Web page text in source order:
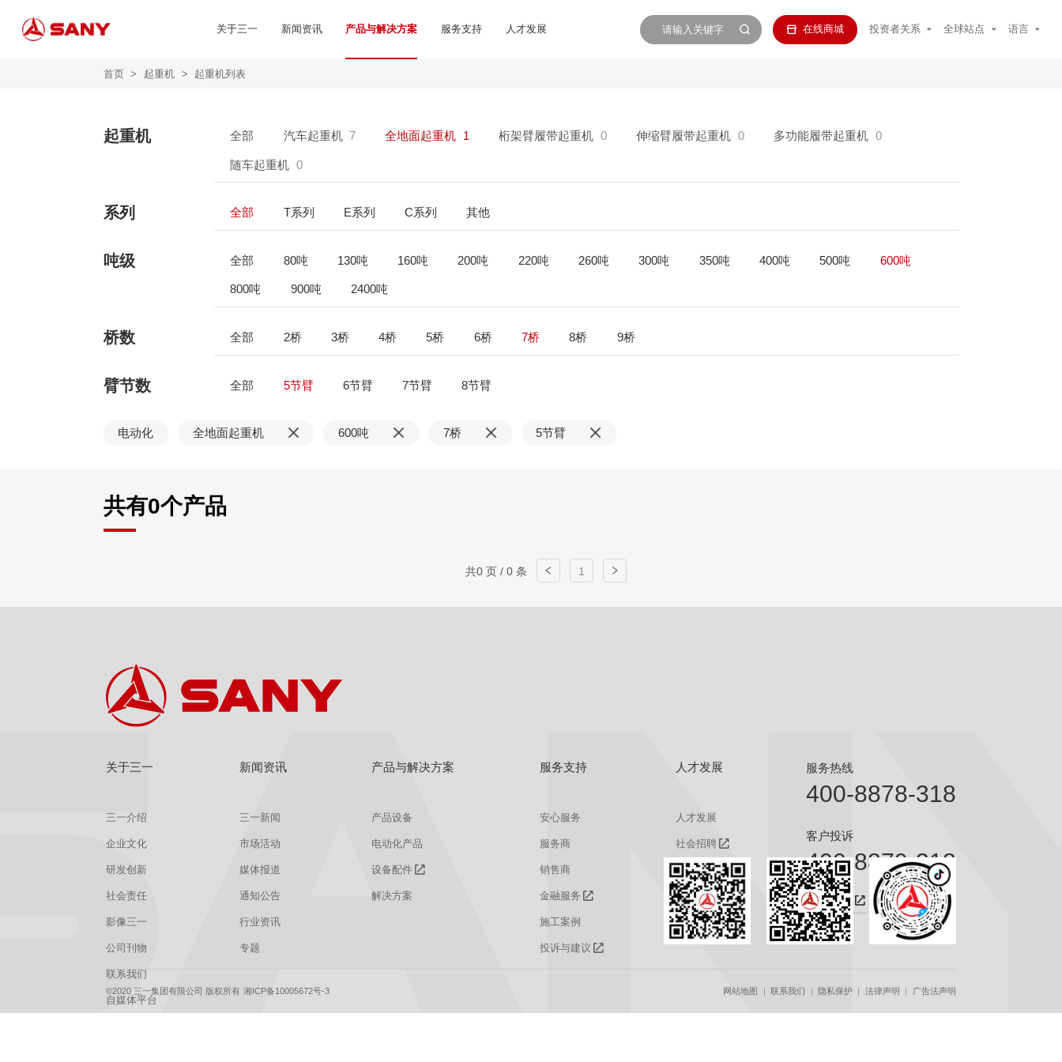
关于三一 新闻资讯 产品与解决方案 服务支持 人才发展 在线商城 投资者关系 全球站点 语言
首页 > 起重机 > 起重机列表
起重机 全部 汽车起重机 7 全地面起重机 1 桁架臂履带起重机 0 伸缩臂履带起重机 0 多功能履带起重机 0
随车起重机 0
系列 全部 T系列 E系列 C系列 其他
吨级 全部 80吨 130吨 160吨 200吨 220吨 260吨 300吨 350吨 400吨 500吨 600吨
800吨 900吨 2400吨
桥数 全部 2桥 3桥 4桥 5桥 6桥 7桥 8桥 9桥
臂节数 全部 5节臂 6节臂 7节臂 8节臂
电动化 全地面起重机 600吨 7桥 5节臂
共有0个产品
共0 页 / 0 条 1
关于三一
三一介绍
企业文化
研发创新
社会责任
影像三一
公司刊物
联系我们
自媒体平台
新闻资讯
三一新闻
市场活动
媒体报道
通知公告
行业资讯
专题
产品与解决方案
产品设备
电动化产品
设备配件
解决方案
服务支持
安心服务
服务商
销售商
金融服务
施工案例
投诉与建议
人才发展
人才发展
社会招聘
校园招聘
服务热线
400-8878-318
客户投诉
400-8879-318
咨询热线
©2020 三一集团有限公司 版权所有 湘ICP备10005672号-3 网站地图 联系我们 隐私保护 法律声明 广告法声明